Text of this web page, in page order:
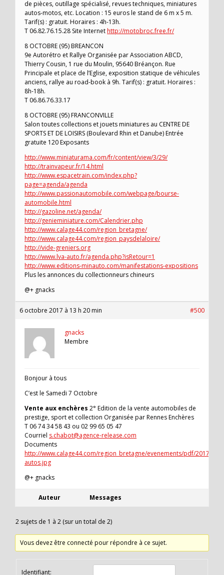
de pièces, outillage spécialisé, revues techniques, miniatures
autos-motos, etc. Location : 15 euros le stand de 6 m x 5 m.
Tarif(s) : gratuit. Horaires : 4h-13h.
T 06.82.76.15.28 Site Internethttp://motobroc.free.fr/
8 OCTOBRE (95) BREANCON
9e Autorétro et Rallye Organisée par Association ABCD,
Thierry Cousin, 1 rue du Moulin, 95640 Bréançon. Rue
Principale et place de l’Eglise, exposition statique de véhicules
anciens, rallye au road-book à 9h. Tarif(s) : gratuit. Horaires :
8h-18h.
T 06.86.76.33.17
8 OCTOBRE (95) FRANCONVILLE
Salon toutes collections et jouets miniatures au CENTRE DE
SPORTS ET DE LOISIRS (Boulevard Rhin et Danube) Entrée
gratuite 120 Exposants
http://www.miniaturama.com/fr/content/view/3/29/
http://trainvapeur.fr/14.html
http://www.espacetrain.com/index.php?
page=agenda/agenda
http://www.passionautomobile.com/webpage/bourse-
automobile.html
http://gazoline.net/agenda/
http://genieminiature.com/Calendrier.php
http://www.calage44.com/region_bretagne/
http://www.calage44.com/region_paysdelaloire/
http://vide-greniers.org
http://www.lva-auto.fr/agenda.php?isRetour=1
http://www.editions-minauto.com/manifestations-expositions
Plus les annonces du collectionneurs chineurs
@+ gnacks
6 octobre 2017 à 13 h 20 min #500
gnacks
Membre
Bonjour à tous
C’est le Samedi 7 Octobre
Vente aux enchères 2° Edition de la vente automobiles de
prestige, sport et collection Organisée par Rennes Enchères
T 06 74 34 58 43 ou 02 99 65 05 47
Courriel s.chabot@agence-release.com
Documents
http://www.calage44.com/region_bretagne/evenements/pdf/
autos.jpg
@+ gnacks
Auteur Messages
2 sujets de 1 à 2 (sur un total de 2)
Vous devez être connecté pour répondre à ce sujet.
Identifiant: